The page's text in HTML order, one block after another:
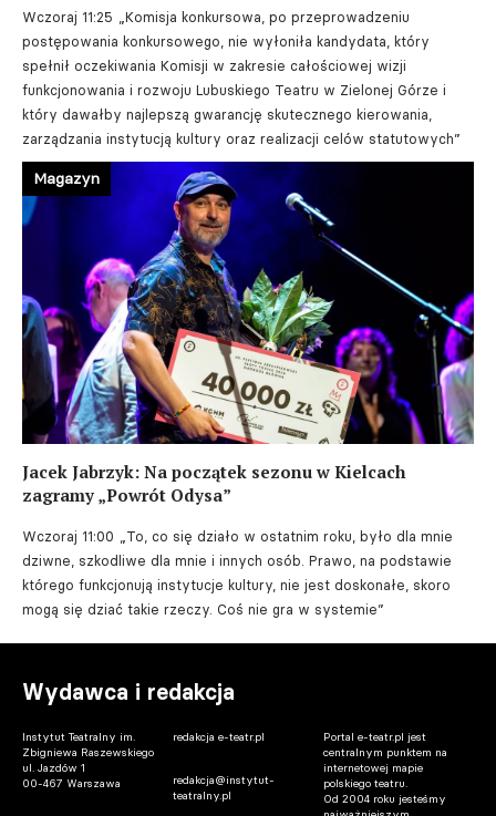
Wczoraj 11:25 „Komisja konkursowa, po przeprowadzeniu
postępowania konkursowego, nie wyłoniła kandydata, który
spełnił oczekiwania Komisji w zakresie całościowej wizji
funkcjonowania i rozwoju Lubuskiego Teatru w Zielonej Górze i
który dawałby najlepszą gwarancję skutecznego kierowania,
zarządzania instytucją kultury oraz realizacji celów statutowych”
Jacek Jabrzyk: Na początek sezonu w Kielcach
zagramy „Powrót Odysa”
Wczoraj 11:00
„To, co się działo w ostatnim roku, było dla mnie
dziwne, szkodliwe dla mnie i innych osób. Prawo, na podstawie
którego funkcjonują instytucje kultury, nie jest doskonałe, skoro
mogą się dziać takie rzeczy. Coś nie gra w systemie”
Magazyn
Wydawca i redakcja
Instytut Teatralny im.
Zbigniewa Raszewskiego
ul. Jazdów 1
00-467 Warszawa
redakcja e-teatr.pl
redakcja@instytut-
teatralny.pl
Portal e-teatr.pl jest
centralnym punktem na
internetowej mapie
polskiego teatru.
Od 2004 roku jesteśmy